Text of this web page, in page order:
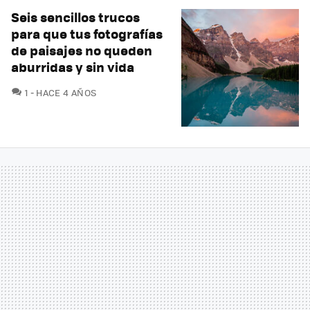
Seis sencillos trucos
para que tus fotografías
de paisajes no queden
aburridas y sin vida
1 COMENTARIOS
HACE 4 AÑOS